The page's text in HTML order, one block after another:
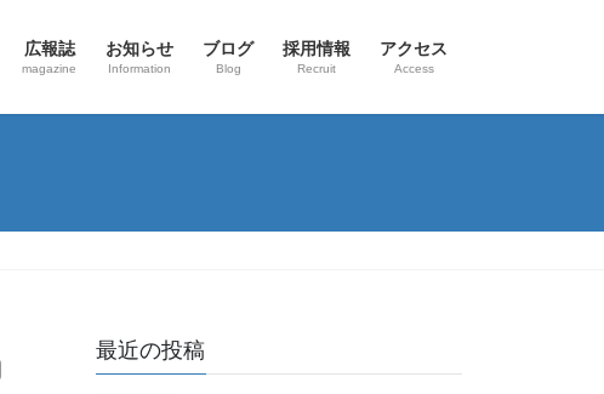
広報誌
magazine
お知らせ
Information
ブログ
Blog
採用情報
Recruit
アクセス
Access
最近の投稿